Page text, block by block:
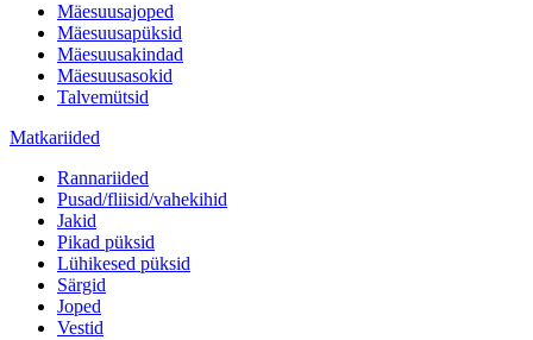
Mäesuusajoped
Mäesuusapüksid
Mäesuusakindad
Mäesuusasokid
Talvemütsid
Matkariided
Rannariided
Pusad/fliisid/vahekihid
Jakid
Pikad püksid
Lühikesed püksid
Särgid
Joped
Vestid